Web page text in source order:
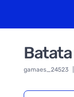
Batata
gamaes_24523